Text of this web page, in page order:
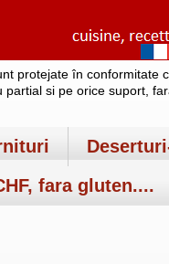
protejate în conformitate
si pe orice suport,
fara gluten....